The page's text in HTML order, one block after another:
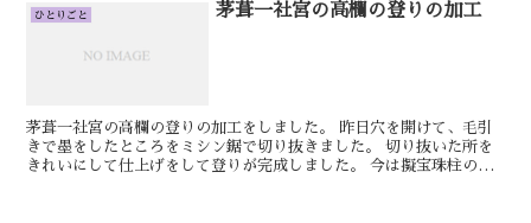
ひとりごと 茅葺一社宮の高欄の登りの加工
茅葺一社宮の高欄の登りの加工をしました。 昨日穴を開けて、毛引
きで墨をしたところをミシン鋸で切り抜きました。 切り抜いた所を
きれいにして仕上げをして登りが完成しました。 今は擬宝珠柱の加